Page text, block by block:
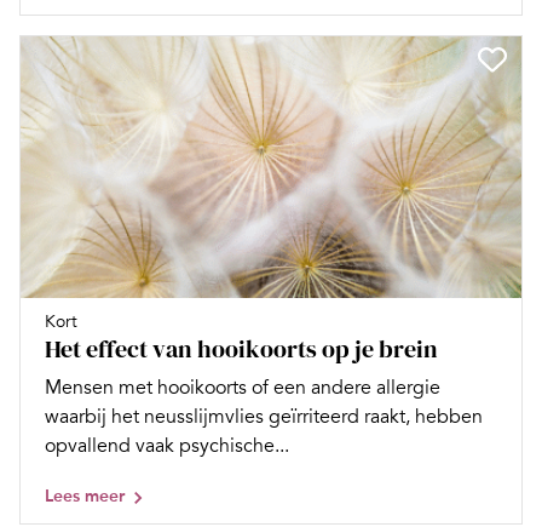
Kort
Het effect van hooikoorts op je brein
Mensen met hooikoorts of een andere allergie
waarbij het neusslijmvlies geïrriteerd raakt, hebben
opvallend vaak psychische...
Lees meer